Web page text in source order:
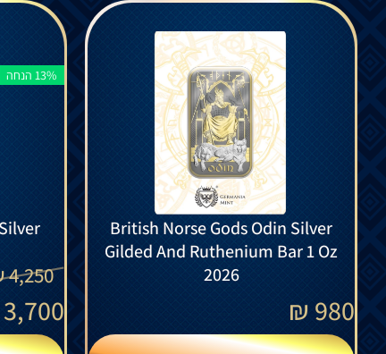
British Norse Gods Odin Silver
Gilded And Ruthenium Bar 1 Oz
2026
980
₪
13% הנחה
4,250
3,700